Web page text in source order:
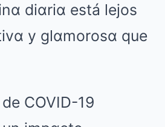
diαriα está lejos
y glαmorosα que
COVID-19